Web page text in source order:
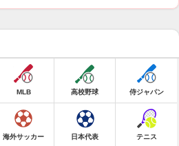
MLB 高校野球 侍ジャパン
海外サッカー 日本代表 テニス